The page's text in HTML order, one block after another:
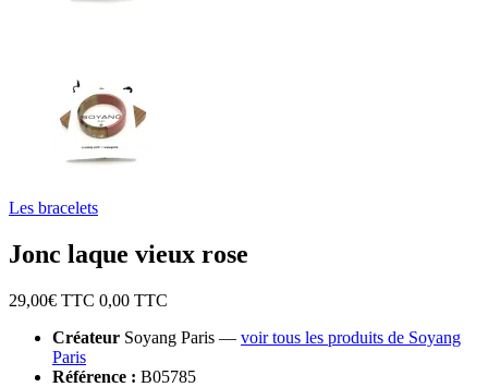
Les bracelets
Jonc laque vieux rose
29,00€ TTC 0,00 TTC
Créateur Soyang Paris — voir tous les produits de Soyang
Paris
Référence : B05785